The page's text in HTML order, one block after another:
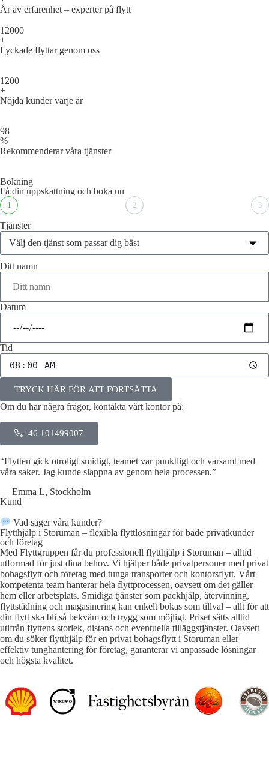
År av erfarenhet – experter på flytt
12000
+
Lyckade flyttar genom oss
1200
+
Nöjda kunder varje år
98
%
Rekommenderar våra tjänster
Bokning
Få din uppskattning och boka nu
1 2 3
Tjänster
Ditt namn
Datum
Tid
TRYCK HÄR FÖR ATT FORTSÄTTA
Om du har några frågor, kontakta vårt kontor på:
+46 101499007
“Flytten gick otroligt smidigt, teamet var punktligt och varsamt med
våra saker. Jag kunde slappna av genom hela processen.”
— Emma L, Stockholm
Kund
Vad säger våra kunder?
Flytthjälp i Storuman – flexibla flyttlösningar för både privatkunder
och företag
Med Flyttgruppen får du professionell flytthjälp i Storuman – alltid
utformad för just dina behov. Vi hjälper både privatpersoner med privat
bohagsflytt och företag med tunga transporter och kontorsflytt. Vårt
kompetenta team hanterar hela flyttprocessen, oavsett om det gäller
hem eller arbetsplats. Smidiga tjänster som packhjälp, återvinning,
flyttstädning och magasinering kan enkelt bokas som tillval – allt för att
din flytt ska bli så bekväm och trygg som möjligt. Priset sätts alltid
utifrån flyttens storlek, distans och eventuella tilläggstjänster. Oavsett
om du söker flytthjälp för en privat bohagsflytt i Storuman eller
effektiv tunghantering för företag, garanterar vi anpassade lösningar
och högsta kvalitet.